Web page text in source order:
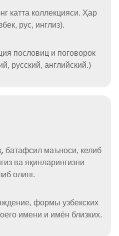
катта коллекцияси. Ҳар
рус, инглиз).
пословиц и поговорок
русский, английский.)
батафсил маъноси, келиб
ва яқинларингизни
олинг.
формы узбекских
имени и имён близких.